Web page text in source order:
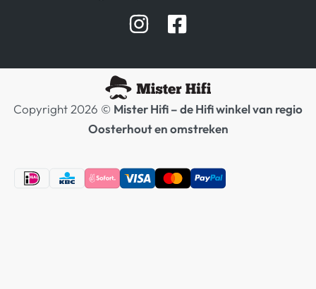
Hifi winkel Raamsdonksveer
Copyright 2026 © Mister Hifi – de Hifi winkel van regio
Oosterhout en omstreken